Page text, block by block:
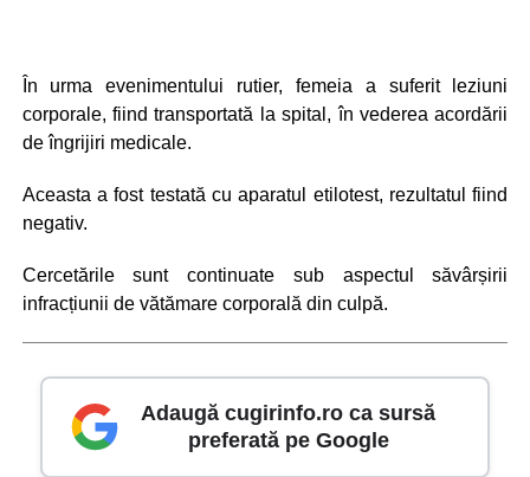
În urma evenimentului rutier, femeia a suferit leziuni
corporale, fiind transportată la spital, în vederea acordării
de îngrijiri medicale.
Aceasta a fost testată cu aparatul etilotest, rezultatul fiind
negativ.
Cercetările sunt continuate sub aspectul săvârșirii
infracțiunii de vătămare corporală din culpă.
Adaugă cugirinfo.ro ca sursă
preferată pe Google